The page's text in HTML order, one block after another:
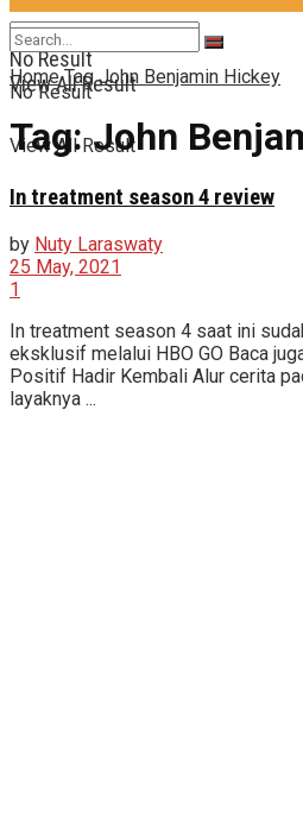
No Result
View All Result
No Result
View All Result
Home Tag John Benjamin Hickey
Tag:John
In treatment season 4 review
by Nuty Laraswaty
25 May, 2021
1
In treatment season 4 saat ini
eksklusif melalui HBO GO Baca
Positif Hadir Kembali Alur cerita
layaknya ...